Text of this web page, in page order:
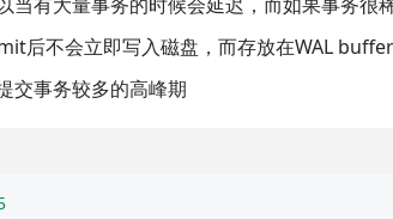
后不会立即写入磁盘，而存放在WAL
交事务较多的高峰期